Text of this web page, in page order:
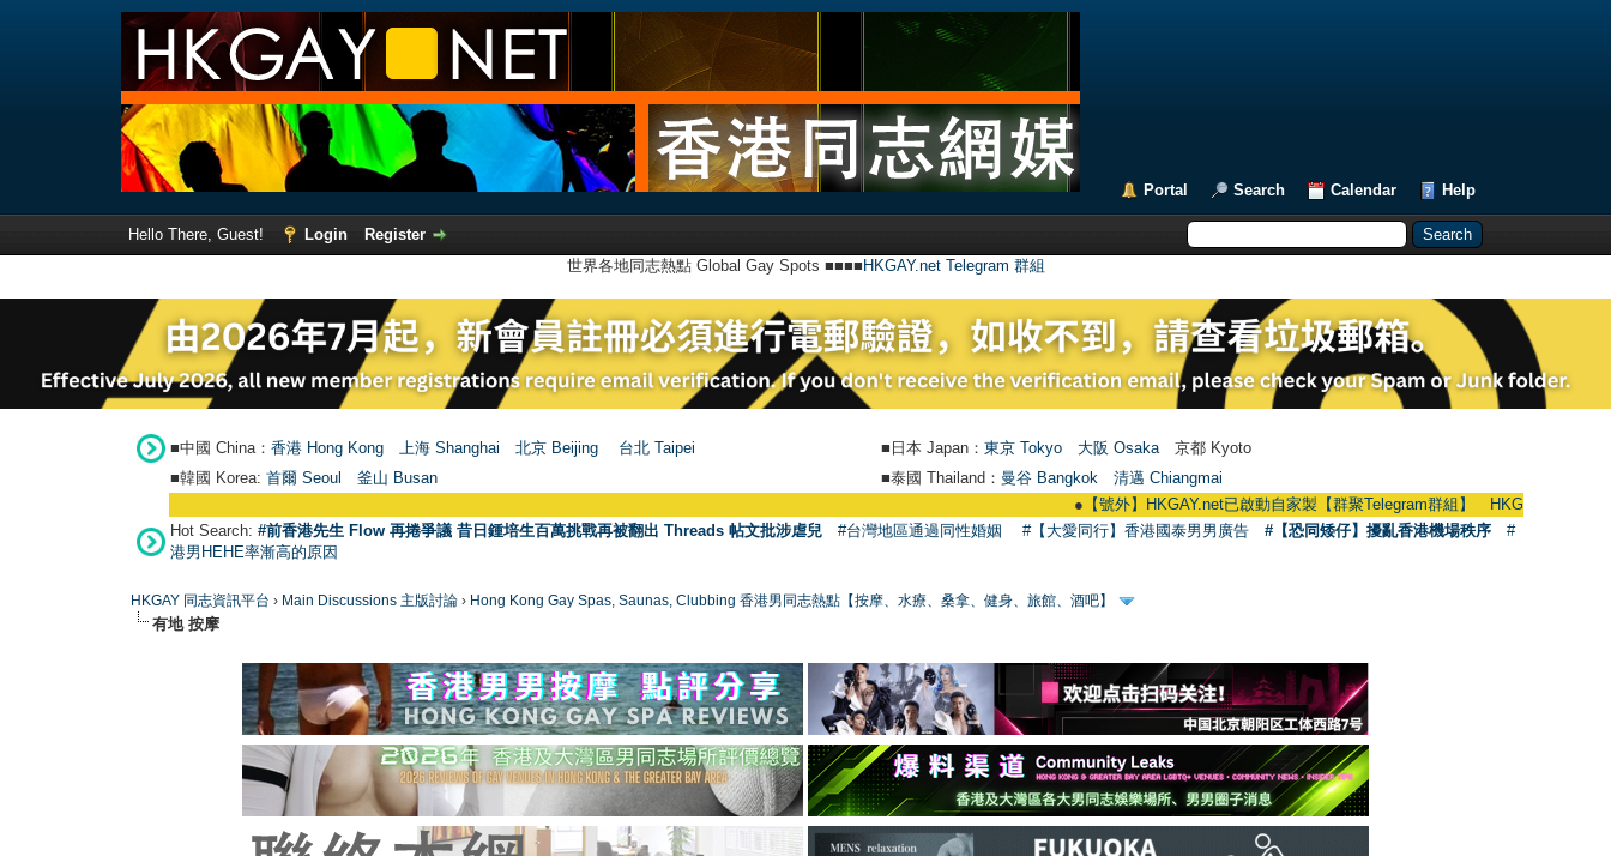
Portal Search Calendar Help
Hello There, Guest! Login
Register
世界各地同志熱點 Global Gay Spots ■■■■ HKGAY.net Telegram 群組
■中國 China： 香港 Hong Kong 上海 Shanghai 北京 Beijing 台北 Taipei ■日本 Japan： 東京 Tokyo 大阪 Osaka 京都 Kyoto
■韓國 Korea: 首爾 Seou 釜山 Busan ■泰國 Thailand： 曼谷 Bangkok
清邁 Chiangmai
【號外】HKGAY.net已啟動自家製【群聚Telegram群組】 HKGAY.net has
Hot Search: #前香港先生 Flow 再捲爭議 昔日鍾培生百萬挑戰再被翻出 Threads 帖文批涉虐兒 #台灣地區通過同性婚姻 #【大愛同行】香港國泰男男廣告 #【恐同矮仔】擾亂香港機場秩序
#
港男HEHE率漸高的原因
HKGAY 同志資訊平台 › Main Discussions 主版討論 › Hong Kong Gay Spas, Saunas, Clubbing 香港男同志熱點【按摩、水療、桑拿、健身、旅館、酒吧】
有地 按摩